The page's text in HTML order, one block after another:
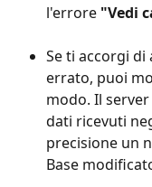
l'errore "Vedi
Se ti accorgi di
errato, puoi
modo. Il
dati ricevuti
precisione un
Base